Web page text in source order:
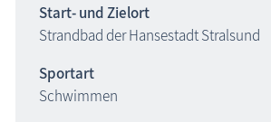
Start- und Zielort
Strandbad der Hansestadt Stralsund
Sportart
Schwimmen